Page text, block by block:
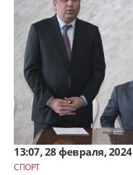
13:07, 28 февраля, 2024
СПОРТ